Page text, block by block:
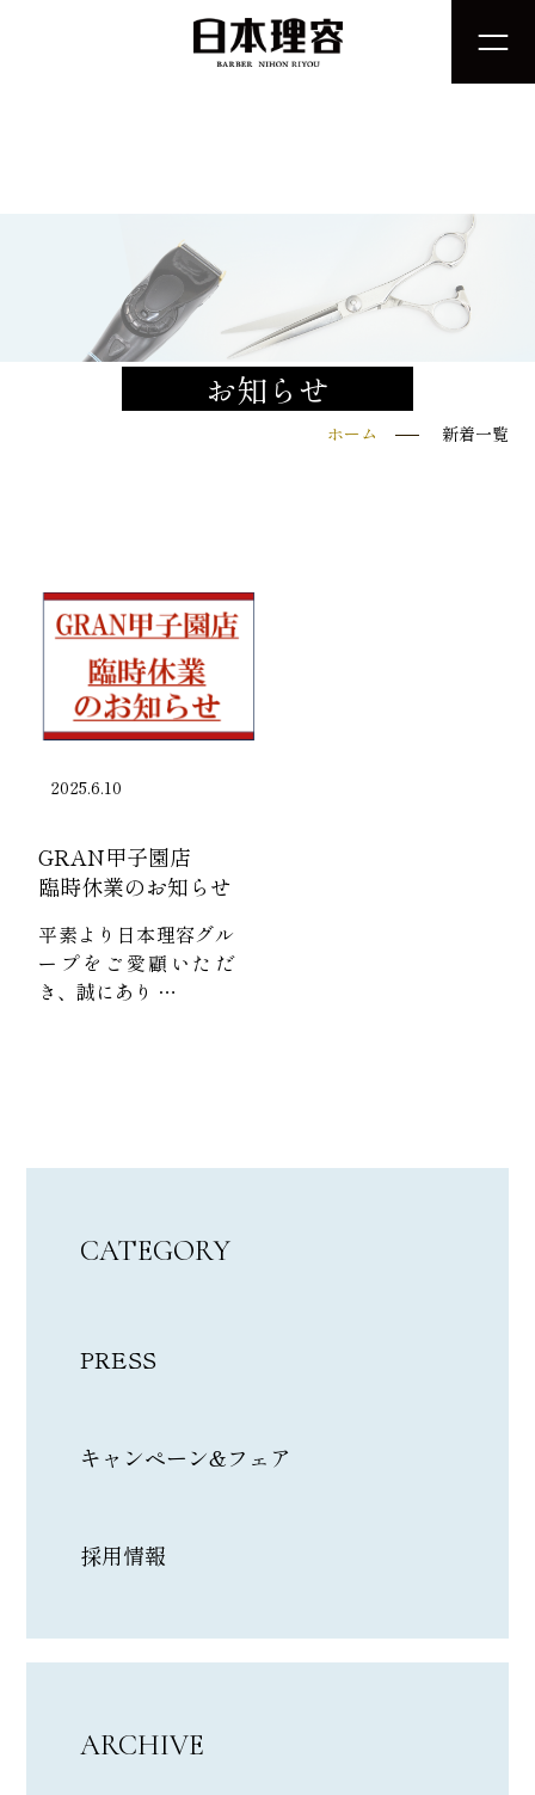
お知らせ
ホーム 新着一覧
2025.6.10
GRAN甲子園店
臨時休業のお知らせ
平素より日本理容グル
ープをご愛顧いただ
き、誠にあり …
CATEGORY
PRESS
キャンペーン&フェア
採用情報
ARCHIVE